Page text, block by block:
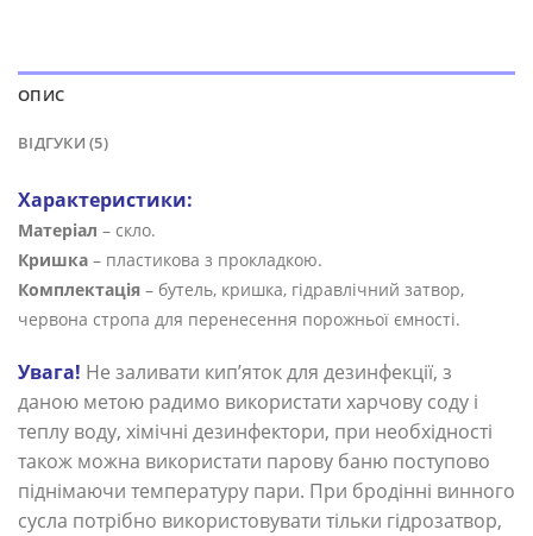
ОПИС
ВІДГУКИ (5)
Характеристики:
Матеріал – скло.
Кришка – пластикова з прокладкою.
Комплектація – бутель, кришка, гідравлічний затвор,
червона стропа для перенесення порожньої ємності.
Увага! Не заливати кип’яток для дезинфекції, з
даною метою радимо використати харчову соду і
теплу воду, хімічні дезинфектори, при необхідності
також можна використати парову баню поступово
піднімаючи температуру пари. При бродінні винного
сусла потрібно використовувати тільки гідрозатвор,